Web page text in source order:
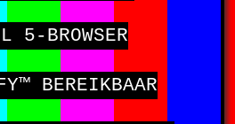
5-BROWSER
BEREIKBAAR